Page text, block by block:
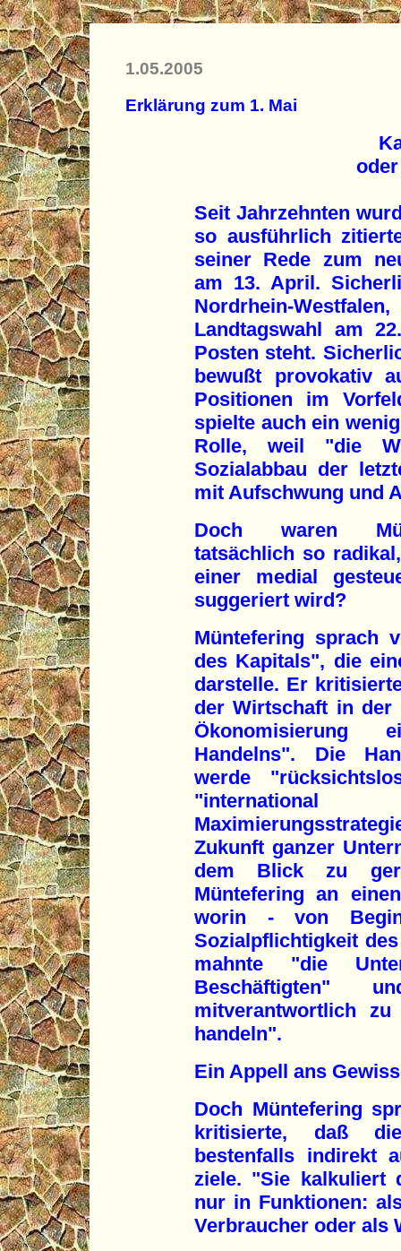
1.05.2005
Erklärung zum 1. Mai
Seit Jahrzehnten
so ausführlich
seiner Rede zum
am 13. April.
Nordrhein-
Landtagswahl am
Posten steht.
bewußt provokativ
Positionen im
spielte auch ein
Rolle, weil "die
Sozialabbau der
mit Aufschwung und
Doch waren
tatsächlich so
einer medial
suggeriert wird?
Müntefering sprach
des Kapitals", die
darstelle. Er
der Wirtschaft in der
Ökonomisierung
Handelns". Die
werde
Zukunft ganzer
dem Blick zu
Müntefering an
worin - von
Sozialpflichtigkeit
mahnte "die
Beschäftigten"
mitverantwortlich
handeln".
Ein Appell ans
Doch Müntefering
kritisierte, daß
bestenfalls indirekt
ziele. "Sie kalkuliert
nur in Funktionen:
Verbraucher oder als